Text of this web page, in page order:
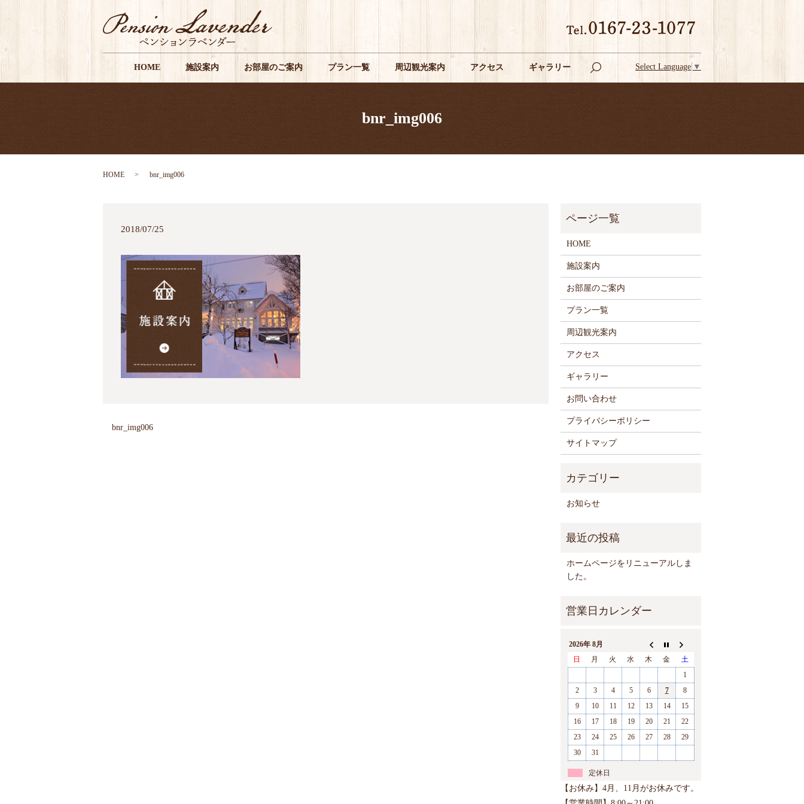
Select Language ▼
HOME 施設案内 お部屋のご案内 プラン一覧 周辺観光案内 アクセス ギャラリー search
bnr_img006
HOME bnr_img006
2018/07/25
bnr_img006
HOME
施設案内
お部屋のご案内
プラン一覧
周辺観光案内
アクセス
ギャラリー
お問い合わせ
プライバシーポリシー
サイトマップ
お知らせ
ホームページをリニューアルしま
した。
2026年 8月
日
月 火 水 木 金
土
1
2
3 4 5 6 7
8
9
10 11 12 13 14
15
16
17 18 19 20 21
22
23
24 25 26 27 28
29
30
31
定休日
【お休み】4月、11月がお休みです。